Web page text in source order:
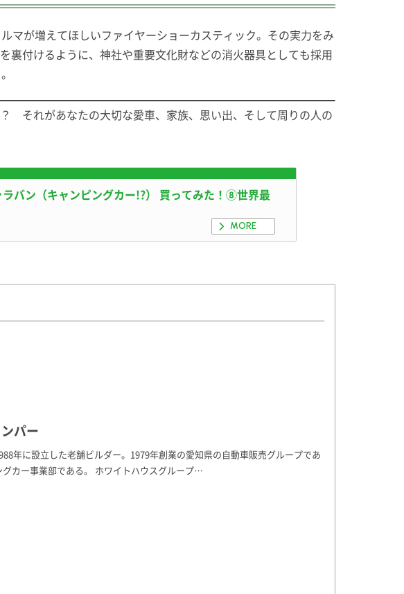
マが増えてほしいファイヤーショーカスティック。その実力をみ
裏付けるように、神社や重要文化財などの消火器具としても採用
それがあなたの大切な愛車、家族、思い出、そして周りの人の
バン（キャンピングカー!?） 買ってみた！⑧世界最
MORE
パー
年に設立した老舗ビルダー。1979年創業の愛知県の自動車販売グループであ
カー事業部である。 ホワイトハウスグループ…